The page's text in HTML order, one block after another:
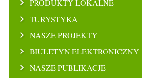
PRODUKTY LOKALNE
TURYSTYKA
NASZE PROJEKTY
BIULETYN ELEKTRONICZNY
NASZE PUBLIKACJE